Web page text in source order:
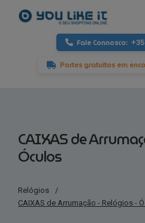
Fale Connosco:
Portes gratuitos em
CAIXAS de
Óculos
Relógios
/
CAIXAS de Arrumação - Relógios -